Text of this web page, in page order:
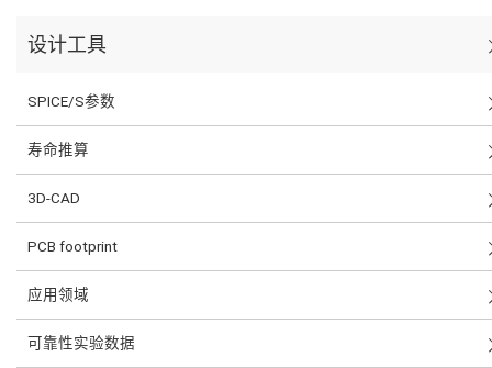
设计工具
SPICE/S参数
寿命推算
3D-CAD
PCB footprint
应用领域
可靠性实验数据